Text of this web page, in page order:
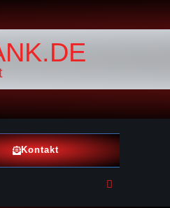
Kontakt